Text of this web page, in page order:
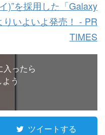
)”を採用した「Galaxy
いよいよ発売！ - PR
TIMES
入ったら
う
ツイートする